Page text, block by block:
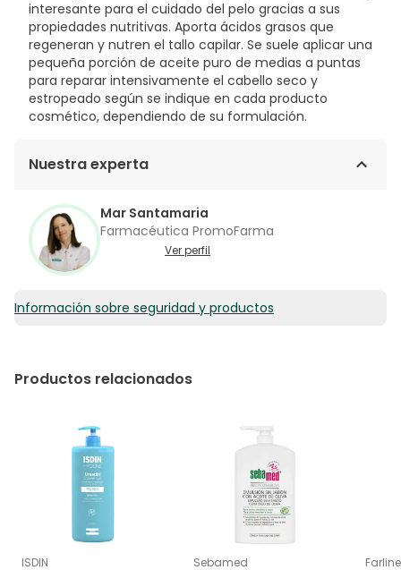
interesante para el cuidado del pelo gracias a sus
propiedades nutritivas. Aporta ácidos grasos que
regeneran y nutren el tallo capilar. Se suele aplicar una
pequeña porción de aceite puro de medias a puntas
para reparar intensivamente el cabello seco y
estropeado según se indique en cada producto
cosmético, dependiendo de su formulación.
Nuestra experta
Mar Santamaria
Farmacéutica PromoFarma
Ver perfil
Información sobre seguridad y productos
Productos relacionados
ISDIN Sebamed Farline